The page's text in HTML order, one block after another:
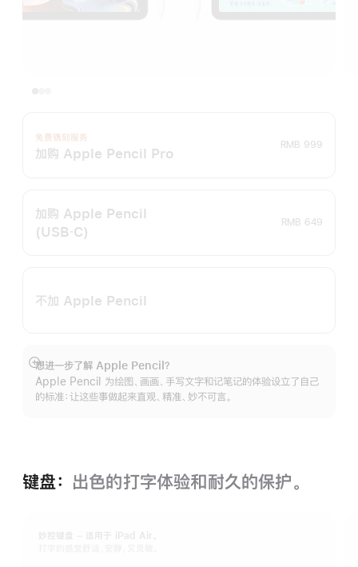
免费镌刻服务
加购 Apple Pencil Pro
RMB 999
加购 Apple Pencil
(USB‑C)
RMB 649
不加 Apple Pencil
想进一步了解 Apple Pencil？
Apple Pencil 为绘图、画画、手写文字和记笔记的体验设立了自己
的标准：让这些事做起来直观、精准、妙不可言。
展
开
键盘： 出色的打字体验和耐久的保‍护。